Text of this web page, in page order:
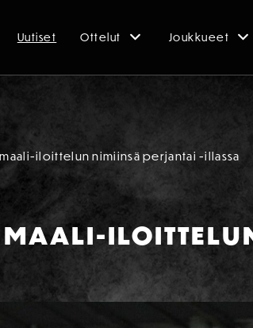
Uutiset Ottelut Joukkueet
maali-iloittelun nimiinsä perjantai -illassa